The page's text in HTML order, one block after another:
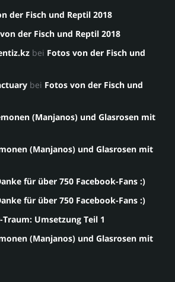
der Fisch und Reptil 2018
der Fisch und Reptil 2018
bei Fotos von der Fisch und
bei Fotos von der Fisch und
(Manjanos) und Glasrosen mit
(Manjanos) und Glasrosen mit
für über 750 Facebook-Fans :)
für über 750 Facebook-Fans :)
Traum: Umsetzung Teil 1
(Manjanos) und Glasrosen mit